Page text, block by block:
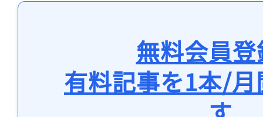
無料会員
有料記事を1本/